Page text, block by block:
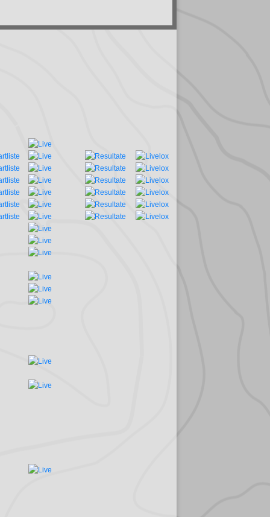
8. Seline Sannwald klassiert sich als beste
der Studierenden-WM in Portugal in der Sprintstaffel